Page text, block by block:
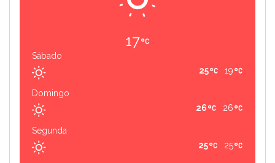
17
Sábado
19
25
Domingo
26
26
Segunda
25
25